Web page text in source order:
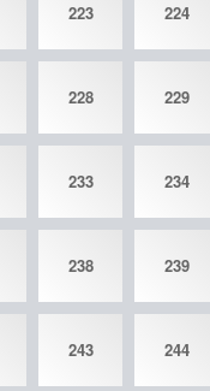
223 224
228 229
233 234
238 239
243 244